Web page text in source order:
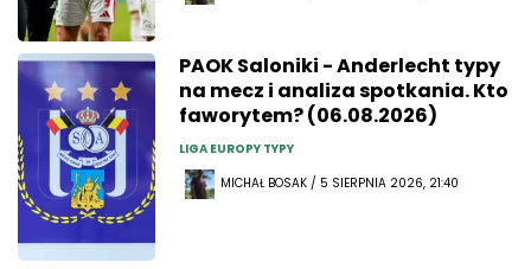
PAOK Saloniki - Anderlecht typy
na mecz i analiza spotkania. Kto
faworytem? (06.08.2026)
LIGA EUROPY TYPY
MICHAŁ BOSAK / 5 SIERPNIA 2026, 21:40